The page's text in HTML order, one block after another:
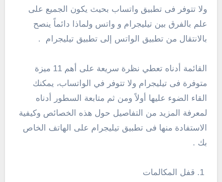
ولا تتوفر فى تطبيق واتساب بحيث يكون الجميع على
علم بالفرق بين تيليجرام و واتس ولماذا دائماً ينصح
بالانتقال من تطبيق الواتس إلى تطبيق تيليجرام .
القائمة أدناه تعطي نظرة سريعة على أهم 11 ميزة
متوفرة فى تيليجرام ولا تتوفر في الواتساب، يمكنك
القاء الضوء عليها أولاً ومن ثم متابعة السطور أدناه
لمعرفة المزيد من التفاصيل حول هذه الخصائص وكيفية
الاستفادة منها فى تطبيق تيليجرام على الهاتف الخاص
بك .
قفل المكالمات